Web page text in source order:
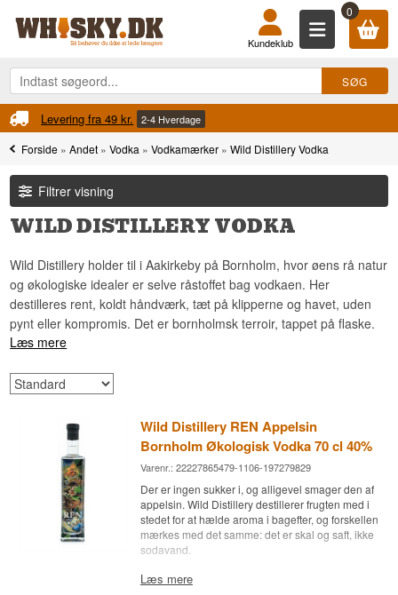
0
Kundeklub
Levering fra 49 kr. 2-4 Hverdage
Forside »Andet »Vodka »Vodkamærker »Wild Distillery Vodka
Filtrer visning
WILD DISTILLERY VODKA
Wild Distillery holder til i Aakirkeby på Bornholm, hvor øens rå natur
og økologiske idealer er selve råstoffet bag vodkaen. Her
destilleres rent, koldt håndværk, tæt på klipperne og havet, uden
pynt eller kompromis. Det er bornholmsk terroir, tappet på flaske.
Læs mere
Wild Distillery REN Appelsin
Bornholm Økologisk Vodka 70 cl 40%
Varenr.: 22227865479-1106-197279829
Der er ingen sukker i, og alligevel smager den af
appelsin. Wild Distillery destillerer frugten med i
stedet for at hælde aroma i bagefter, og forskellen
mærkes med det samme: det er skal og saft, ikke
sodavand.
Ekspertens beskrivelse
Læs mere